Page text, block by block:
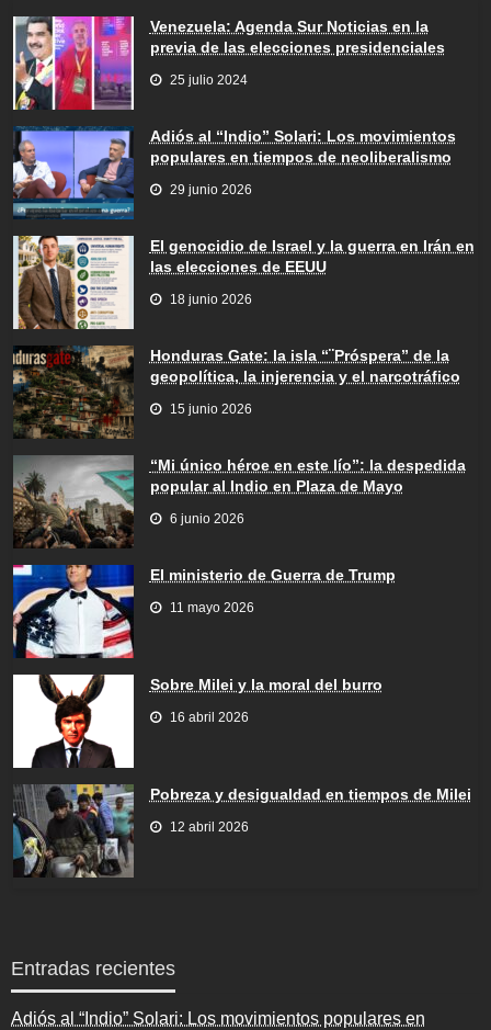
Venezuela: Agenda Sur Noticias en la
previa de las elecciones presidenciales
25 julio 2024
Adiós al “Indio” Solari: Los movimientos
populares en tiempos de neoliberalismo
29 junio 2026
El genocidio de Israel y la guerra en Irán en
las elecciones de EEUU
18 junio 2026
Honduras Gate: la isla “¨Próspera” de la
geopolítica, la injerencia y el narcotráfico
15 junio 2026
“Mi único héroe en este lío”: la despedida
popular al Indio en Plaza de Mayo
6 junio 2026
El ministerio de Guerra de Trump
11 mayo 2026
Sobre Milei y la moral del burro
16 abril 2026
Pobreza y desigualdad en tiempos de Milei
12 abril 2026
Entradas recientes
Adiós al “Indio” Solari: Los movimientos populares en